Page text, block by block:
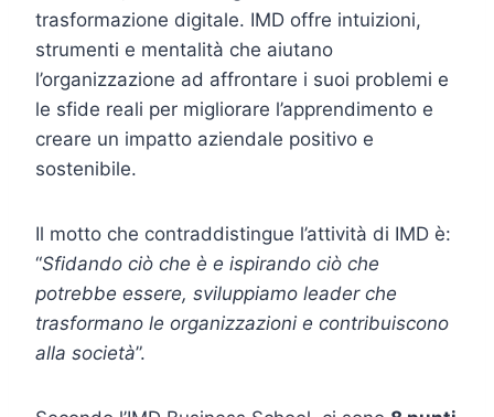
trasformazione digitale. IMD offre intuizioni,
strumenti e mentalità che aiutano
l’organizzazione ad affrontare i suoi problemi e
le sfide reali per migliorare l’apprendimento e
creare un impatto aziendale positivo e
sostenibile.
Il motto che contraddistingue l’attività di IMD è:
“Sfidando ciò che è e ispirando ciò che
potrebbe essere, sviluppiamo leader che
trasformano le organizzazioni e contribuiscono
alla società”.